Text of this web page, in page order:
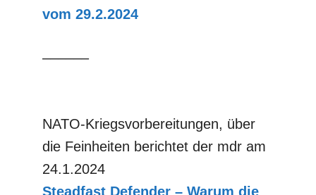
vom 29.2.2024
––––––
NATO-Kriegsvorbereitungen, über
die Feinheiten berichtet der mdr am
24.1.2024
Steadfast Defender – Warum die